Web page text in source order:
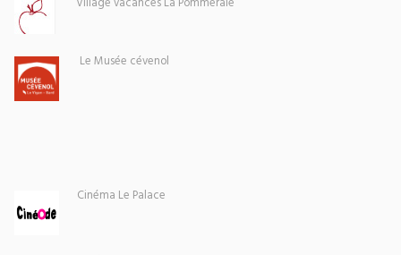
Le Musée cévenol
Cinéma Le Palace